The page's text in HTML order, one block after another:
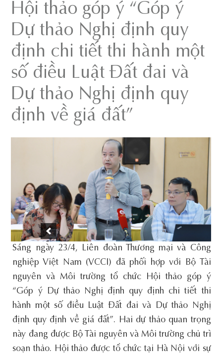
.
.
Hội thảo góp ý “Góp ý
Dự thảo Nghị định quy
định chi tiết thi hành một
số điều Luật Đất đai và
Dự thảo Nghị định quy
định về giá đất”
Sáng ngày 23/4, Liên đoàn Thương mại và Công
nghiệp Việt Nam (VCCI) đã phối hợp với Bộ Tài
nguyên và Môi trường tổ chức Hội thảo góp ý
“Góp ý Dự thảo Nghị định quy định chi tiết thi
hành một số điều Luật Đất đai và Dự thảo Nghị
định quy định về giá đất”. Hai dự thảo quan trọng
này đang được Bộ Tài nguyên và Môi trường chủ trì
soạn thảo. Hội thảo được tổ chức tại Hà Nội với sự